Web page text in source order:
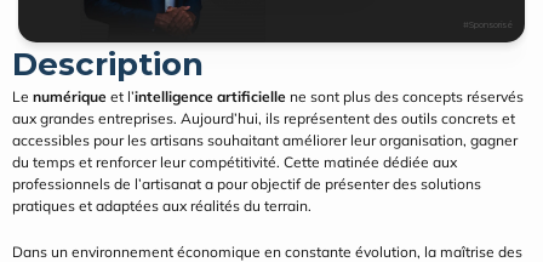
#Sponsorisé
Description
Le numérique et l’intelligence artificielle ne sont plus des concepts réservés
aux grandes entreprises. Aujourd’hui, ils représentent des outils concrets et
accessibles pour les artisans souhaitant améliorer leur organisation, gagner
du temps et renforcer leur compétitivité. Cette matinée dédiée aux
professionnels de l’artisanat a pour objectif de présenter des solutions
pratiques et adaptées aux réalités du terrain.
Dans un environnement économique en constante évolution, la maîtrise des